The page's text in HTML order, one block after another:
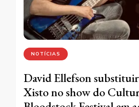
NOTÍCIAS
David Ellefson
Xisto no show do